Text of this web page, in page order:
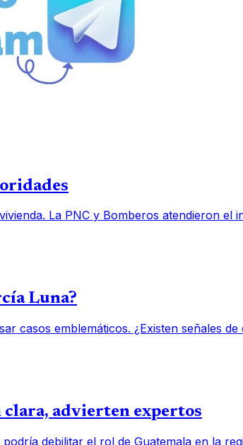
La PNC y Bomberos atendieron el
Luna?
casos emblemáticos. ¿Existen señales de
clara, advierten expertos
debilitar el rol de Guatemala en la